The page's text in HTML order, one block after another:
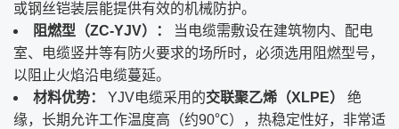
或钢丝铠装层能提供有效的机械防护。
阻燃型（ZC-YJV）：
​ 当电缆需敷设在建筑物内、配电
室、电缆竖井等有防火要求的场所时，必须选用阻燃型号，
以阻止火焰沿电缆蔓延。
材料优势：
​ YJV电缆采用的交联聚乙烯（XLPE）
​ 绝
缘，长期允许工作温度高（约90℃），热稳定性好，非常适